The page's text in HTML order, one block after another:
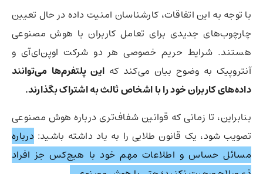
با توجه به این اتفاقات، کارشناسان امنیت داده در حال تعیین
چارچوب‌های جدیدی برای تعامل کاربران با هوش مصنوعی
هستند. شرایط حریم خصوصی هر دو شرکت اوپن‌ای‌آی و
آنتروپیک به وضوح بیان می‌کند که این پلتفرم‌ها می‌توانند
داده‌های کاربران خود را با اشخاص ثالث به اشتراک بگذارند.
بنابراین، تا زمانی که قوانین شفاف‌تری درباره هوش مصنوعی
تصویب شود، یک قانون طلایی را به یاد داشته باشید: درباره
مسائل حساس و اطلاعات مهم خود با هیچ‌کس جز افراد